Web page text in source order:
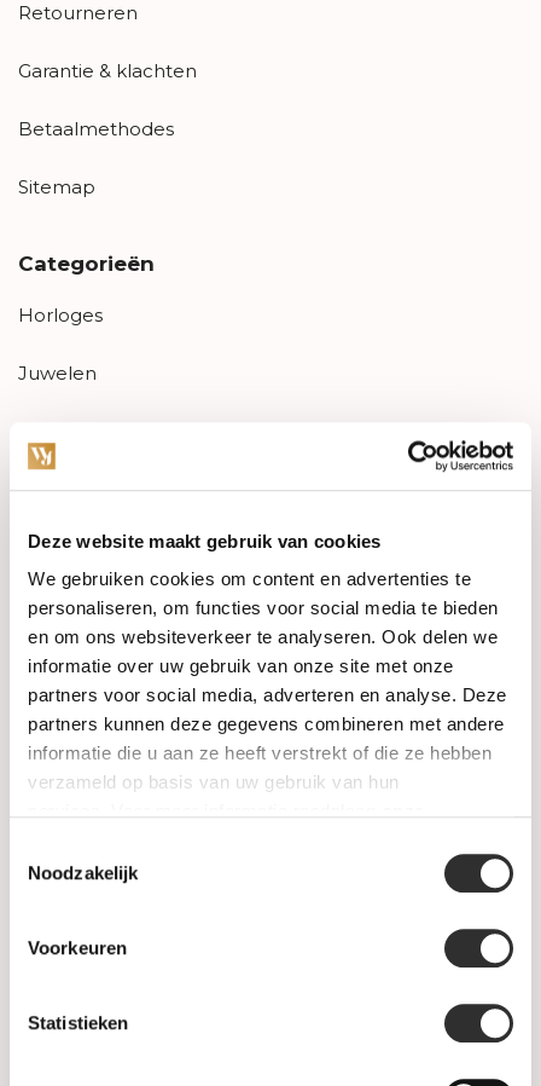
Deze website maakt gebruik van cookies
We gebruiken cookies om content en advertenties te
personaliseren, om functies voor social media te bieden
en om ons websiteverkeer te analyseren. Ook delen we
informatie over uw gebruik van onze site met onze
partners voor social media, adverteren en analyse. Deze
partners kunnen deze gegevens combineren met andere
informatie die u aan ze heeft verstrekt of die ze hebben
verzameld op basis van uw gebruik van hun
Noodzakelijk
Voorkeuren
Statistieken
Retourneren
Garantie & klachten
Betaalmethodes
Sitemap
Categorieën
Horloges
Juwelen
PRE-OWNED
Luxe Accessoires
Informatie
Heren Sieraden
SALE
Levertijd & verzendkosten